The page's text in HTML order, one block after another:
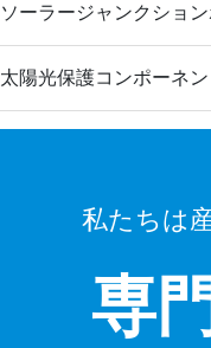
ソーラージャンクショ
太陽光保護コンポーネン
私たちは
専